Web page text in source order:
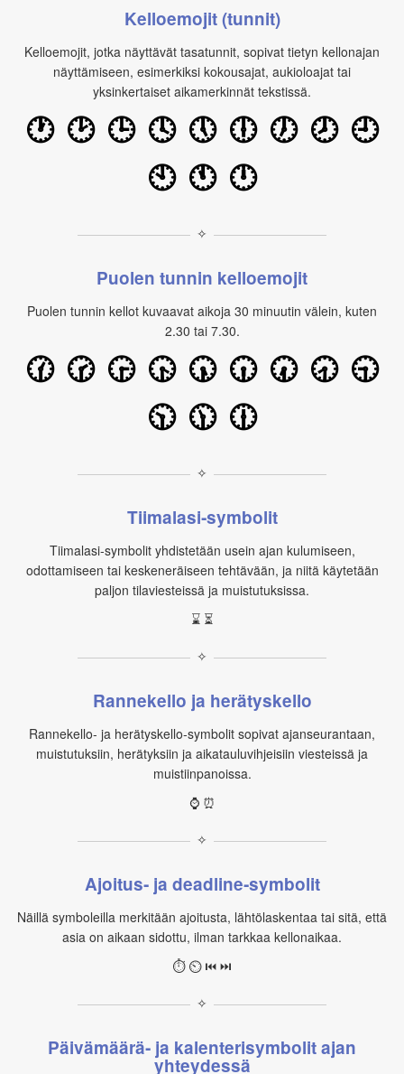
Kelloemojit (tunnit)
Kelloemojit, jotka näyttävät tasatunnit, sopivat tietyn kellonajan
näyttämiseen, esimerkiksi kokousajat, aukioloajat tai
yksinkertaiset aikamerkinnät tekstissä.
🕐 🕑 🕒 🕓 🕔 🕕 🕖 🕗 🕘
🕙 🕚 🕛
✧
Puolen tunnin kelloemojit
Puolen tunnin kellot kuvaavat aikoja 30 minuutin välein, kuten
2.30 tai 7.30.
🕜 🕝 🕞 🕟 🕠 🕡 🕢 🕣 🕤
🕥 🕦 🕧
✧
Tiimalasi‑symbolit
Tiimalasi‑symbolit yhdistetään usein ajan kulumiseen,
odottamiseen tai keskeneräiseen tehtävään, ja niitä käytetään
paljon tilaviesteissä ja muistutuksissa.
⌛ ⏳
✧
Rannekello ja herätyskello
Rannekello‑ ja herätyskello‑symbolit sopivat ajanseurantaan,
muistutuksiin, herätyksiin ja aikatauluvihjeisiin viesteissä ja
muistiinpanoissa.
⌚ ⏰
✧
Ajoitus‑ ja deadline‑symbolit
Näillä symboleilla merkitään ajoitusta, lähtölaskentaa tai sitä, että
asia on aikaan sidottu, ilman tarkkaa kellonaikaa.
⏱ ⏲ ⏮ ⏭
✧
Päivämäärä‑ ja kalenterisymbolit ajan
yhteydessä